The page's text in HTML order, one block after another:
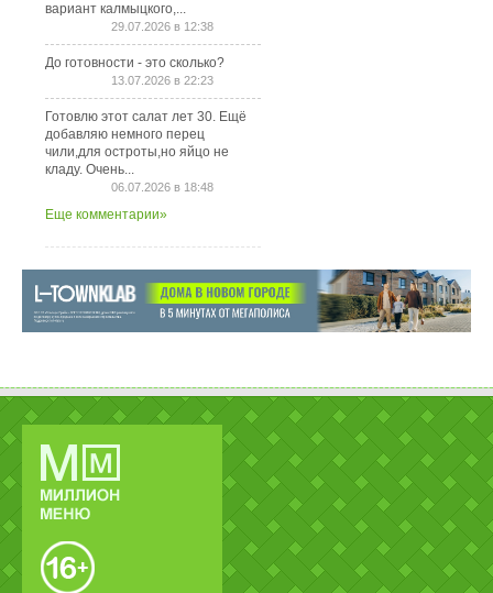
вариант калмыцкого,...
29.07.2026 в 12:38
До готовности - это сколько?
13.07.2026 в 22:23
Готовлю этот салат лет 30. Ещё
добавляю немного перец
чили,для остроты,но яйцо не
кладу. Очень...
06.07.2026 в 18:48
Еще комментарии»